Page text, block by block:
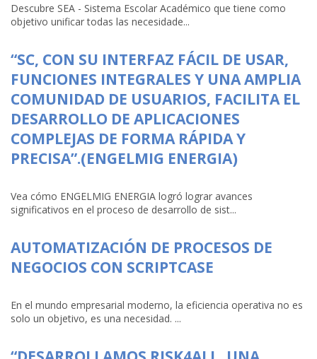
Descubre SEA - Sistema Escolar Académico que tiene como
objetivo unificar todas las necesidade...
“SC, CON SU INTERFAZ FÁCIL DE USAR,
FUNCIONES INTEGRALES Y UNA AMPLIA
COMUNIDAD DE USUARIOS, FACILITA EL
DESARROLLO DE APLICACIONES
COMPLEJAS DE FORMA RÁPIDA Y
PRECISA”.(ENGELMIG ENERGIA)
Vea cómo ENGELMIG ENERGIA logró lograr avances
significativos en el proceso de desarrollo de sist...
AUTOMATIZACIÓN DE PROCESOS DE
NEGOCIOS CON SCRIPTCASE
En el mundo empresarial moderno, la eficiencia operativa no es
solo un objetivo, es una necesidad. ...